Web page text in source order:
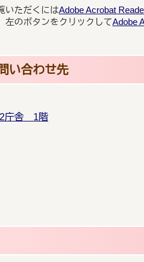
いただくにはAdobe Acrobat
左のボタンをクリックしてAdobe
い合わせ先
2庁舎 1階